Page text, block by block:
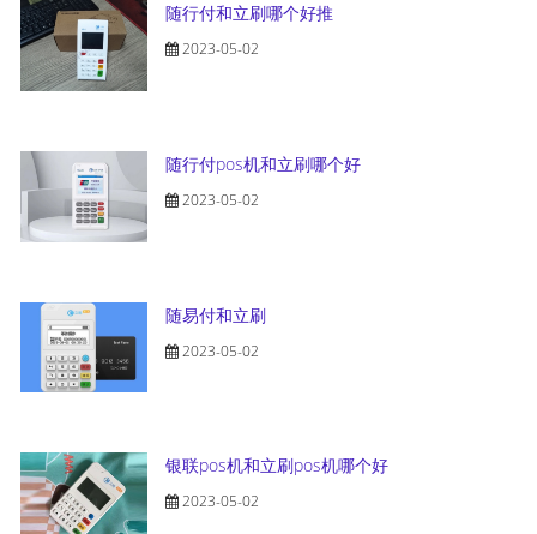
随行付和立刷哪个好推
2023-05-02
随行付pos机和立刷哪个好
2023-05-02
随易付和立刷
2023-05-02
银联pos机和立刷pos机哪个好
2023-05-02